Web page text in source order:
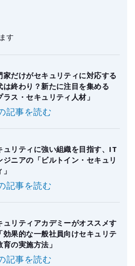
す
家だけがセキュリティに対応する
は終わり？新たに注目を集める
ラス・セキュリティ人材」
記事を読む
ュリティに強い組織を目指す、IT
ジニアの「ビルトイン・セキュリ
記事を読む
ュリティアカデミーがオススメす
効果的な一般社員向けセキュリテ
育の実施方法」
記事を読む